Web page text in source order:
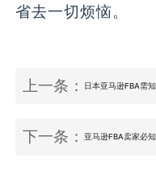
省去一切烦恼。
上一条： 日本亚马逊FBA需
下一条：亚马逊FBA卖家必